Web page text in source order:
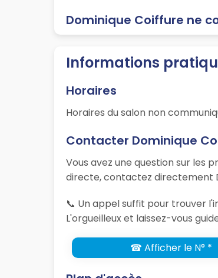
Dominique Coiffure ne
Informations
Horaires
Horaires du salon non
Contacter Dominique
Vous avez une question sur les
directe, contactez directement
📞 Un appel suffit pour trouver
L'orgueilleux et laissez-vous
☎ Afficher le N° *